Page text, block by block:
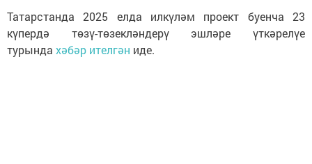
Татарстанда 2025 елда илкүләм проект буенча 23
күпердә төзү-төзекләндерү эшләре үткәрелүе
турында хәбәр ителгән иде.